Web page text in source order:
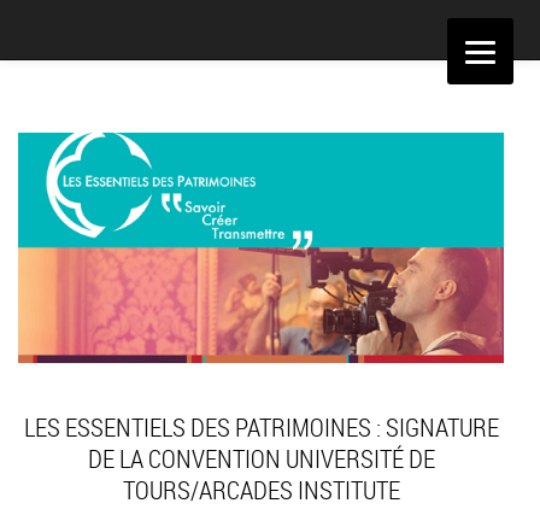
Aller
LES ESSENTIELS DES PATRIMOINES : SIGNATURE
DE LA CONVENTION UNIVERSITÉ DE
TOURS/ARCADES INSTITUTE